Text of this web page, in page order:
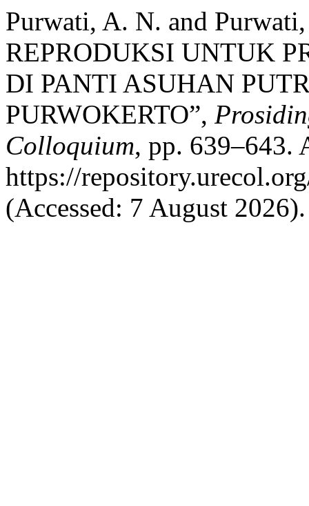
Purwati, A. N. and
REPRODUKSI UNTUK
DI PANTI ASUHAN
PURWOKERTO”,
Colloquium, pp. 639–643.
https://
(Accessed: 7 August 2026).